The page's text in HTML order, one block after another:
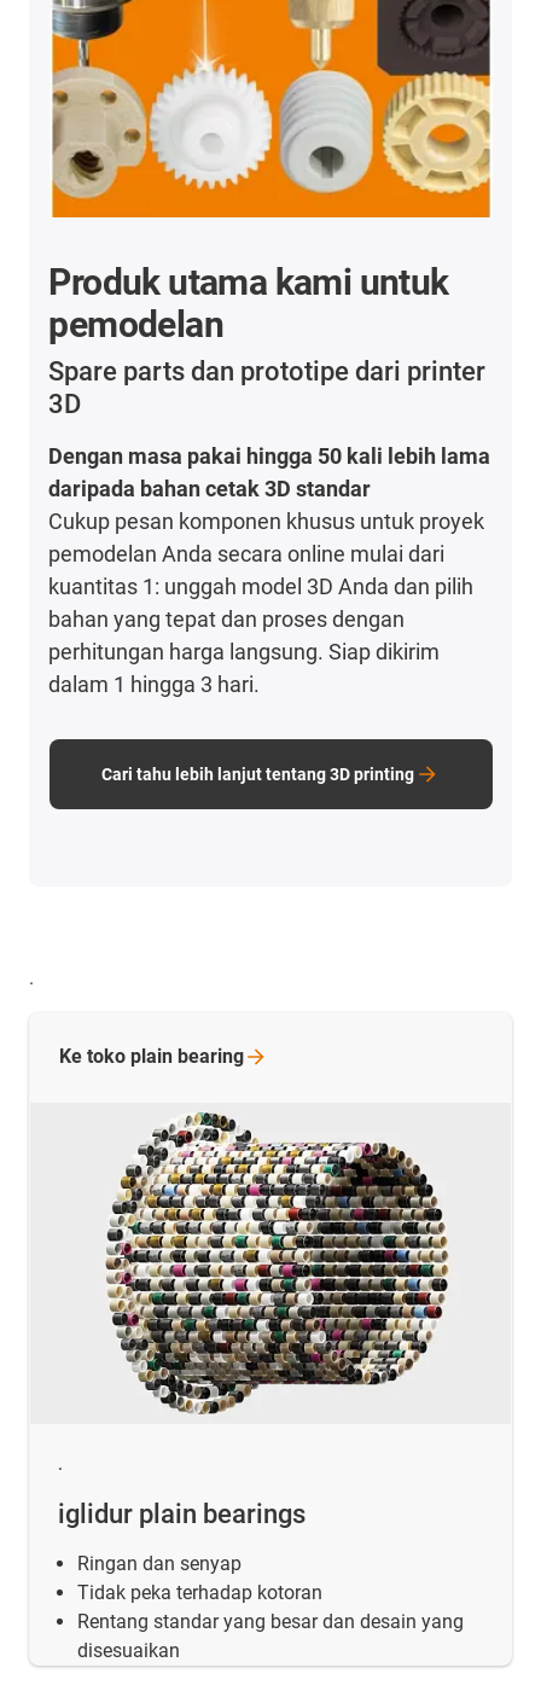
Produk utama kami untuk
pemodelan
Spare parts dan prototipe dari printer
3D
Dengan masa pakai hingga 50 kali lebih lama
daripada bahan cetak 3D standar
Cukup pesan komponen khusus untuk proyek
pemodelan Anda secara online mulai dari
kuantitas 1: unggah model 3D Anda dan pilih
bahan yang tepat dan proses dengan
perhitungan harga langsung. Siap dikirim
dalam 1 hingga 3 hari.
Cari tahu lebih lanjut tentang 3D printing
.
.
iglidur plain bearings
Ringan dan senyap
Tidak peka terhadap kotoran
Rentang standar yang besar dan desain yang
disesuaikan
Ke toko plain bearing